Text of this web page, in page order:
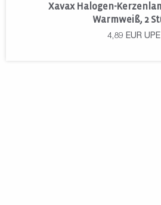
Xavax Halogen-
Warmweiß, 2
4,89 EUR UPE